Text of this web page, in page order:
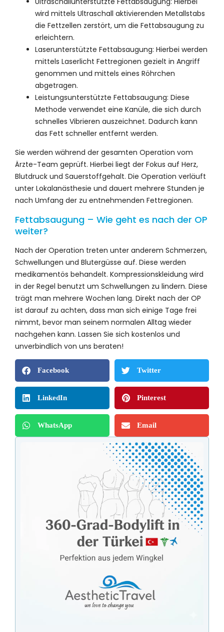
wird mittels Ultraschall aktivierenden Metallstabs
die Fettzellen zerstört, um die Fettabsaugung zu
erleichtern.
Laserunterstützte Fettabsaugung: Hierbei werden
mittels Laserlicht Fettregionen gezielt in Angriff
genommen und mittels eines Röhrchen
abgetragen.
Leistungsunterstützte Fettabsaugung: Diese
Methode verwendet eine Kanüle, die sich durch
schnelles Vibrieren auszeichnet. Dadurch kann
das Fett schneller entfernt werden.
Sie werden während der gesamten Operation vom
Ärzte-Team geprüft. Hierbei liegt der Fokus auf Herz,
Blutdruck und Sauerstoffgehalt. Die Operation verläuft
unter Lokalanästhesie und dauert mehrere Stunden je
nach Umfang der zu entnehmenden Fettregionen.
Fettabsaugung – Wie geht es nach der OP
weiter?
Nach der Operation treten unter anderem Schmerzen,
Schwellungen und Blutergüsse auf. Diese werden
medikamentös behandelt. Kompressionskleidung wird
in der Regel benutzt um Schwellungen zu lindern. Diese
trägt man mehrere Wochen lang. Direkt nach der OP
ist darauf zu achten, dass man sich einige Tage frei
nimmt, bevor man seinem normalen Alltag wieder
nachgehen kann. Lassen Sie sich kostenlos und
unverbindlich von uns beraten!
Facebook Twitter
LinkedIn Pinterest
WhatsApp Email